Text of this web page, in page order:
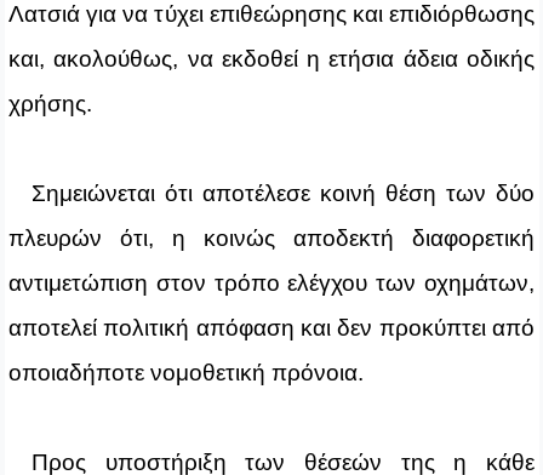
Λατσιά για να τύχει επιθεώρησης και επιδιόρθωσης
και, ακολούθως, να εκδοθεί η ετήσια άδεια οδικής
χρήσης.
Σημειώνεται ότι αποτέλεσε κοινή θέση των δύο
πλευρών ότι, η κοινώς αποδεκτή διαφορετική
αντιμετώπιση στον τρόπο ελέγχου των οχημάτων,
αποτελεί πολιτική απόφαση και δεν προκύπτει από
οποιαδήποτε νομοθετική πρόνοια.
Προς υποστήριξη των θέσεών της η κάθε